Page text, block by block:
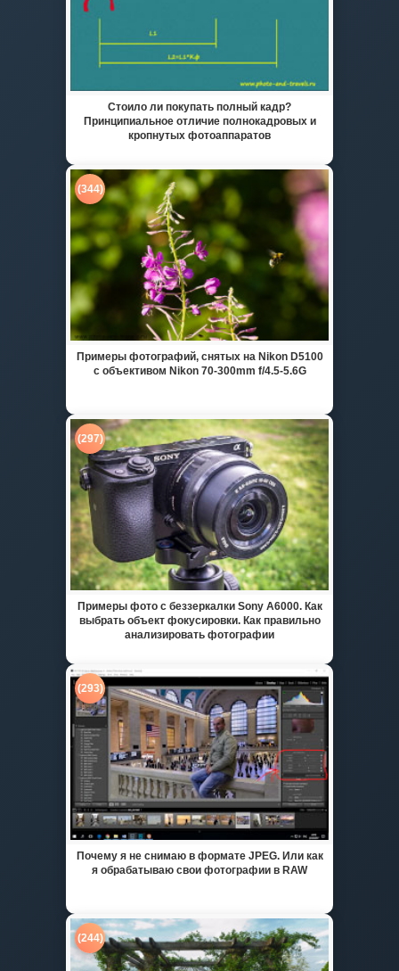
Стоило ли покупать полный кадр?
Принципиальное отличие полнокадровых и
кропнутых фотоаппаратов
(344)
Примеры фотографий, снятых на Nikon D5100
с объективом Nikon 70-300mm f/4.5-5.6G
(297)
Примеры фото с беззеркалки Sony A6000. Как
выбрать объект фокусировки. Как правильно
анализировать фотографии
(293)
Почему я не снимаю в формате JPEG. Или как
я обрабатываю свои фотографии в RAW
(244)